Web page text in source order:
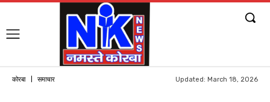
कोरबा समाचार Updated: March 18, 2026